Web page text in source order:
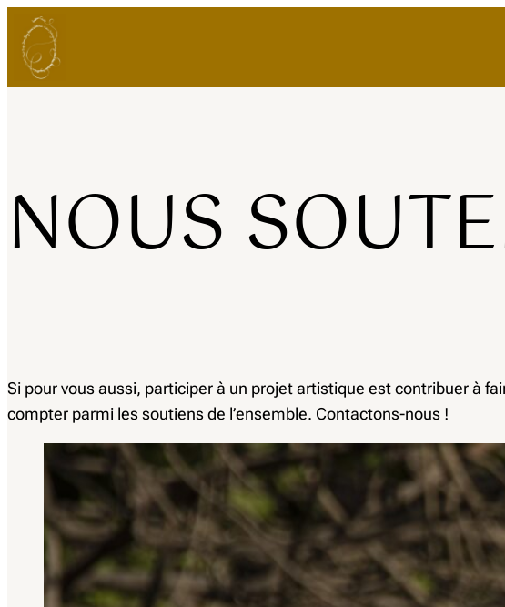
NOUS
Si pour vous aussi, participer à un projet artistique est contribuer à
compter parmi les soutiens de l’ensemble. Contactons-nous !